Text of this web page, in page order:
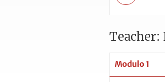
Teacher:
Modulo 1